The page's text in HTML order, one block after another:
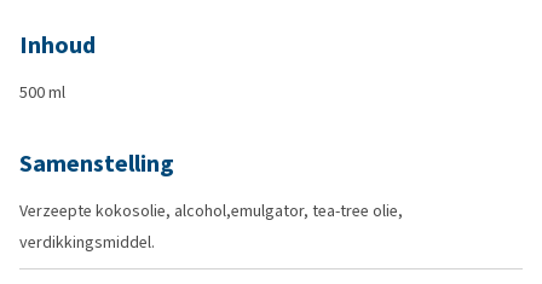
Inhoud
500 ml
Samenstelling
Verzeepte kokosolie, alcohol,emulgator, tea-tree olie,
verdikkingsmiddel.